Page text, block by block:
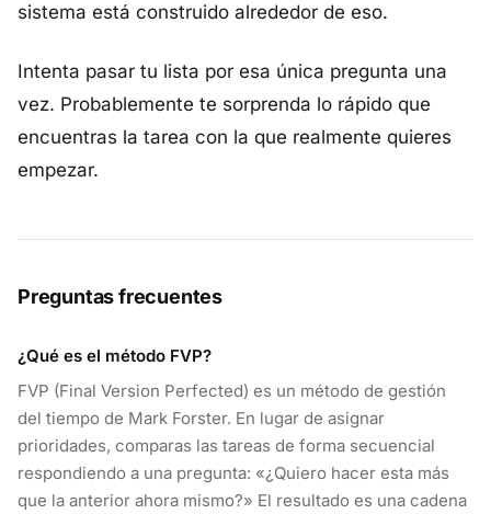
sistema está construido alrededor de eso.
Intenta pasar tu lista por esa única pregunta una
vez. Probablemente te sorprenda lo rápido que
encuentras la tarea con la que realmente quieres
empezar.
Preguntas frecuentes
¿Qué es el método FVP?
FVP (Final Version Perfected) es un método de gestión
del tiempo de Mark Forster. En lugar de asignar
prioridades, comparas las tareas de forma secuencial
respondiendo a una pregunta: «¿Quiero hacer esta más
que la anterior ahora mismo?» El resultado es una cadena